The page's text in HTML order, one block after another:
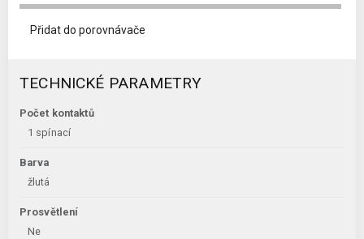
Přidat do porovnávače
TECHNICKÉ PARAMETRY
Počet kontaktů
1 spínací
Barva
žlutá
Prosvětlení
Ne